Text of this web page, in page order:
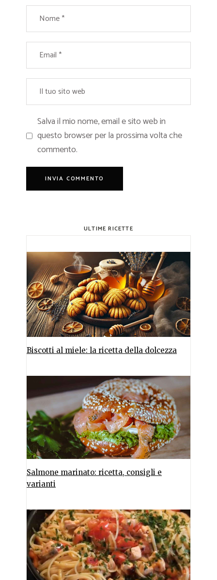
Salva il mio nome, email e sito web in
questo browser per la prossima volta che
commento.
ULTIME RICETTE
Biscotti al miele: la ricetta della dolcezza
Salmone marinato: ricetta, consigli e
varianti